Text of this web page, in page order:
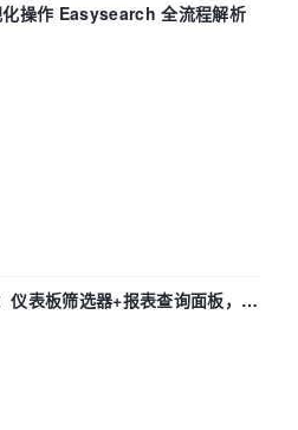
操作 Easysearch 全流程解析
表板筛选器+报表查询面板，参